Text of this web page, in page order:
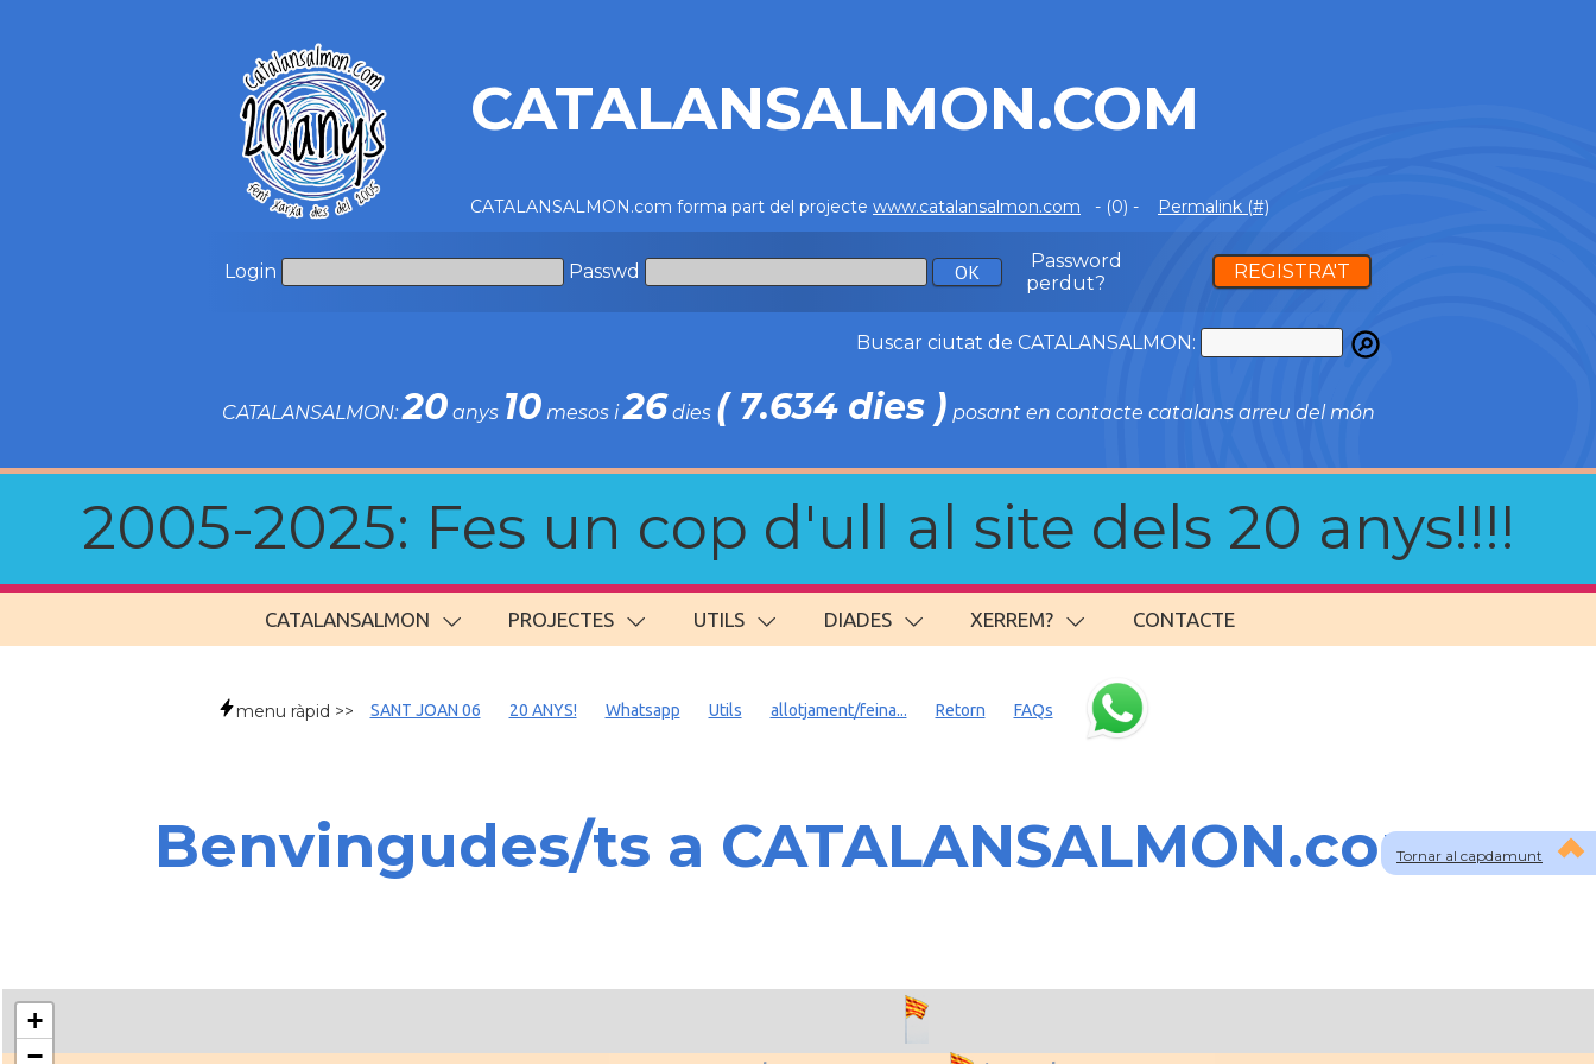
CATALANSALMON.COM
CATALANSALMON.com forma part del projecte www.catalansalmon.com - (0) - Permalink (#)
Login Passwd
Password
perdut?
REGISTRA'T
Buscar ciutat de CATALANSALMON:
CATALANSALMON:20anys 10mesos i26dies ( 7.634 dies ) posant en contacte catalans arreu del món
2005-2025: Fes un cop d'ull al site dels 20 anys!!!!
CATALANSALMON PROJECTES UTILS DIADES XERREM? CONTACTE
Tornar al capdamunt
menu ràpid >> SANT JOAN 06 20 ANYS! Whatsapp Utils allotjament/feina... Retorn FAQs
Benvingudes/ts a CATALANSALMON.com
+
−